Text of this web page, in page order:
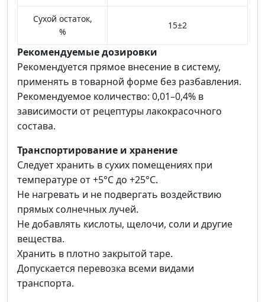
Сухой остаток,
%
15±2
Рекомендуемые дозировки
Рекомендуется прямое внесение в систему,
применять в товарной форме без разбавления.
Рекомендуемое количество: 0,01–0,4% в
зависимости от рецептуры лакокрасочного
состава.
Транспортирование и хранение
Следует хранить в сухих помещениях при
температуре от +5°С до +25°С.
Не нагревать и не подвергать воздействию
прямых солнечных лучей.
Не добавлять кислоты, щелочи, соли и другие
вещества.
Хранить в плотно закрытой таре.
Допускается перевозка всеми видами
транспорта.